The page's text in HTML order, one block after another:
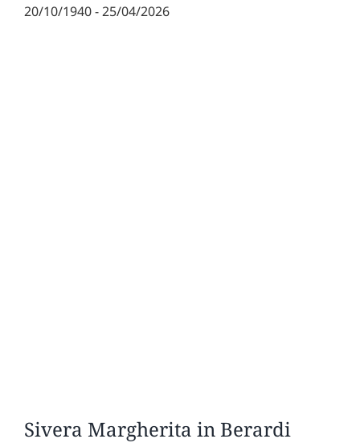
20/10/1940 - 25/04/2026
Sivera Margherita in Berardi